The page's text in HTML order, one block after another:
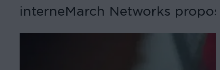
interneMarch Networks